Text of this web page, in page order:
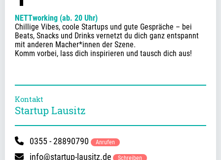
NETTworking (ab. 20 Uhr)
Chillige Vibes, coole Startups und gute Gespräche – bei
Beats, Snacks und Drinks vernetzt du dich ganz entspannt
mit anderen Macher*innen der Szene.
Komm vorbei, lass dich inspirieren und tausch dich aus!
Kontakt
Startup Lausitz
0355 - 28890790 Anrufen
info@startup-lausitz.de Schreiben